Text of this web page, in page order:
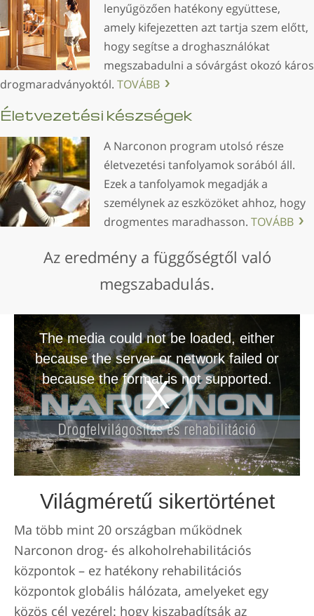
lenyűgözően hatékony együttese,
amely kifejezetten azt tartja szem előtt,
hogy segítse a droghasználókat
megszabadulni a sóvárgást okozó káros
drogmaradványoktól. TOVÁBB
Életvezetési készségek
A Narconon program utolsó része
életvezetési tanfolyamok sorából áll.
Ezek a tanfolyamok megadják a
személynek az eszközöket ahhoz, hogy
drogmentes maradhasson. TOVÁBB
Az eredmény a függőségtől való
megszabadulás.
The media could not be loaded, either
because the server or network failed or
because the format is not supported.
Világméretű sikertörténet
Ma több mint 20 országban működnek
Narconon drog- és alkoholrehabilitációs
központok – ez hatékony rehabilitációs
központok globális hálózata, amelyeket egy
közös cél vezérel: hogy kiszabadítsák az